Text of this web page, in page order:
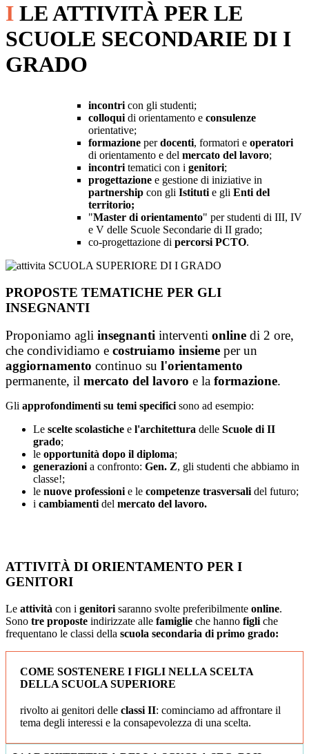
I LE ATTIVITÀ PER LE
SCUOLE SECONDARIE DI I
GRADO
incontri con gli studenti;
colloqui di orientamento e consulenze
orientative;
formazione perdocenti, formatori e operatori
di orientamento e del mercato del lavoro;
incontri tematici con i genitori;
progettazione e gestione di iniziative in
partnership con gli Istituti e gli Enti del
territorio;
"Master di orientamento" per studenti di III, IV
e V delle Scuole Secondarie di II grado;
co-progettazione di percorsi PCTO.
PROPOSTE TEMATICHE PER GLI
INSEGNANTI
Proponiamo agli insegnanti interventi online di 2 ore,
che condividiamo e costruiamo insieme per un
aggiornamento continuo su l'orientamento
permanente, il mercato del lavoro e la formazione.
Gli approfondimenti su temi specificisono ad esempio:
Le scelte scolastiche e l'architettura delle Scuole di II
grado;
le opportunità dopo il diploma;
generazionia confronto: Gen. Z, gli studenti che abbiamo in
classe!;
le nuove professionie le competenze trasversalidel futuro;
i cambiamentidel mercato del lavoro.
ATTIVITÀ DI ORIENTAMENTO PER I
GENITORI
Le attività con i genitori saranno svolte preferibilmente online.
Sono tre proposte indirizzate alle famiglie che hanno figli che
frequentano le classi della scuola secondaria di primo grado:
COME SOSTENERE I FIGLI NELLA SCELTA
DELLA SCUOLA SUPERIORE
rivolto ai genitori delle classi II: cominciamo ad affrontare il
tema degli interessi e la consapevolezza di una scelta.